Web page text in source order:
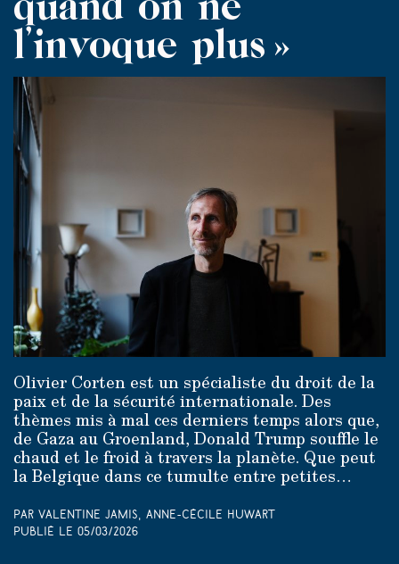
l’invoque plus »
Olivier Corten est un spécialiste du droit de la
paix et de la sécurité internationale. Des
thèmes mis à mal ces derniers temps alors que,
de Gaza au Groenland, Donald Trump souffle le
chaud et le froid à travers la planète. Que peut
la Belgique dans ce tumulte entre petites…
Par Valentine Jamis, Anne-Cécile Huwart
Publié le 05/03/2026